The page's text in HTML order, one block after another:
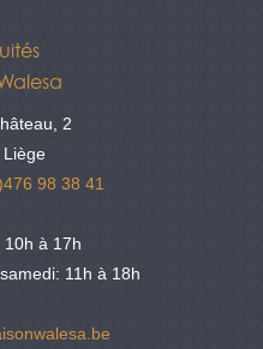
2
98 38 41
10h à 17h
11h à 18h